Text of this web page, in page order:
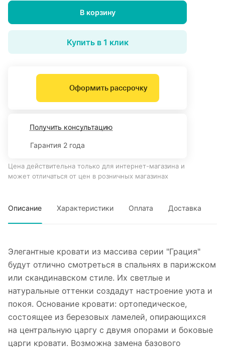
В корзину
Купить в 1 клик
Оформить рассрочку
Получить консультацию
Гарантия 2 года
Цена действительна только для интернет-магазина и
может отличаться от цен в розничных магазинах
Описание Характеристики Оплата Доставка
Элегантные кровати из массива серии "Грация"
будут отлично смотреться в спальнях в парижском
или скандинавском стиле. Их светлые и
натуральные оттенки создадут настроение уюта и
покоя. Основание кровати: ортопедическое,
состоящее из березовых ламелей, опирающихся
на центральную царгу с двумя опорами и боковые
царги кровати. Возможна замена базового